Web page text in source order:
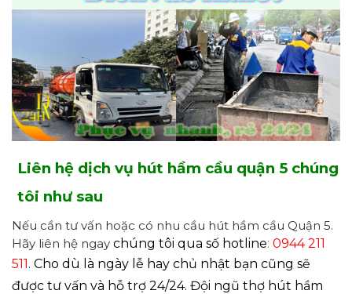
Liên hệ dịch vụ hút hầm cầu quận 5 chúng
tôi như sau
Nếu cần tư vấn hoặc có nhu cầu hút hầm cầu Quận 5.
Hãy liên hệ ngay chúng tôi qua số hotline: 0944 211
511. Cho dù là ngày lễ hay chủ nhật bạn cũng sẽ
được tư vấn và hỗ trợ 24/24. Đội ngũ thợ hút hầm